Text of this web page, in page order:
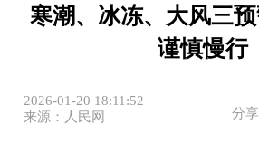
寒潮、冰冻、大风三
谨慎慢行
2026-01-20 18:11:52
来源：人民网
分享